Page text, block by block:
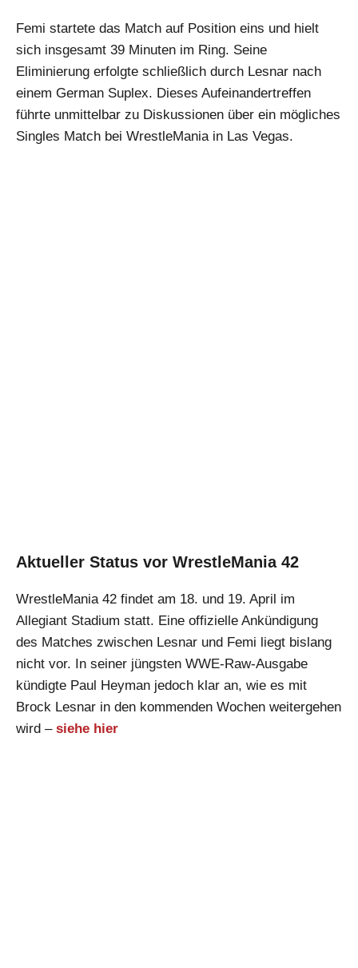
Femi startete das Match auf Position eins und hielt
sich insgesamt 39 Minuten im Ring. Seine
Eliminierung erfolgte schließlich durch Lesnar nach
einem German Suplex. Dieses Aufeinandertreffen
führte unmittelbar zu Diskussionen über ein mögliches
Singles Match bei WrestleMania in Las Vegas.
Aktueller Status vor WrestleMania 42
WrestleMania 42 findet am 18. und 19. April im
Allegiant Stadium statt. Eine offizielle Ankündigung
des Matches zwischen Lesnar und Femi liegt bislang
nicht vor. In seiner jüngsten WWE-Raw-Ausgabe
kündigte Paul Heyman jedoch klar an, wie es mit
Brock Lesnar in den kommenden Wochen weitergehen
wird – siehe hier